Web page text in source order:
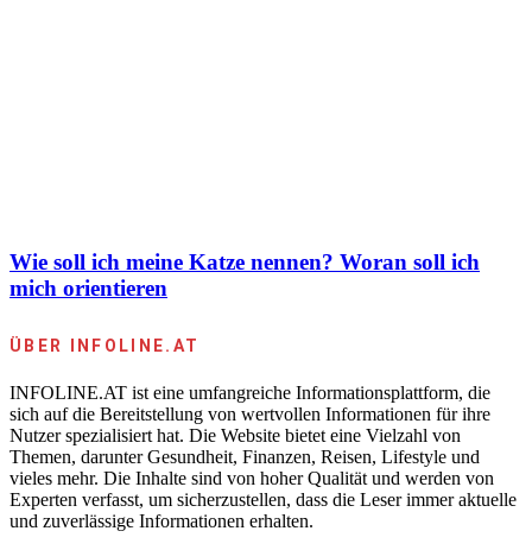
Wie soll ich meine Katze nennen? Woran soll ich
mich orientieren
ÜBER INFOLINE.AT
INFOLINE.AT ist eine umfangreiche Informationsplattform, die
sich auf die Bereitstellung von wertvollen Informationen für ihre
Nutzer spezialisiert hat. Die Website bietet eine Vielzahl von
Themen, darunter Gesundheit, Finanzen, Reisen, Lifestyle und
vieles mehr. Die Inhalte sind von hoher Qualität und werden von
Experten verfasst, um sicherzustellen, dass die Leser immer aktuelle
und zuverlässige Informationen erhalten.